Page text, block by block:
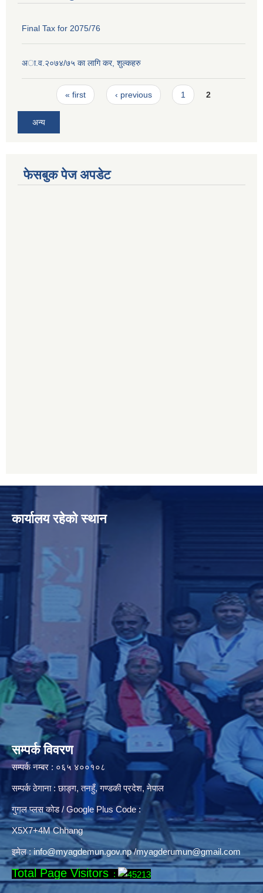
Final Tax for 2075/76
अा‍.व.२०७४/७५ का लागि कर, शुल्कहरु
Pages« first ‹ previous 1 2
अन्य
फेसबुक पेज अपडेट
कार्यालय रहेको स्थान
सम्पर्क विवरण
सम्पर्क नम्बर : ०६५ ४००१०८
सम्पर्क ठेगाना : छाङ्ग, तनहुँ, गण्डकी प्रदेश, नेपाल
गुगल प्लस कोड / Google Plus Code :
X5X7+4M Chhang
इमेल :info@myagdemun.gov.np/myagderumun@gmail.com
Total Page Visitors :